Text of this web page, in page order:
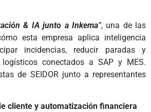
& IA junto a Inkema”, una de las
esta empresa aplica inteligencia
incidencias, reducir paradas y
conectados a SAP y MES.
de SEIDOR junto a representantes
cliente y automatización financiera